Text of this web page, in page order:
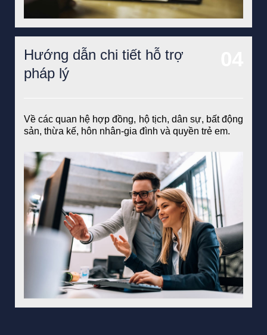
Hướng dẫn chi tiết hỗ trợ
pháp lý
Về các quan hệ hợp đồng, hộ tịch, dân sự, bất động
sản, thừa kế, hôn nhân-gia đình và quyền trẻ em.